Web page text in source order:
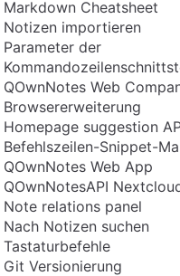
Markdown Cheatsheet
Notizen importieren
Parameter der
QOwnNotes Web
Browsererweiterung
Homepage suggestion
Befehlszeilen-Snippet-
QOwnNotes Web App
QOwnNotesAPI
Note relations panel
Nach Notizen suchen
Tastaturbefehle
Git Versionierung